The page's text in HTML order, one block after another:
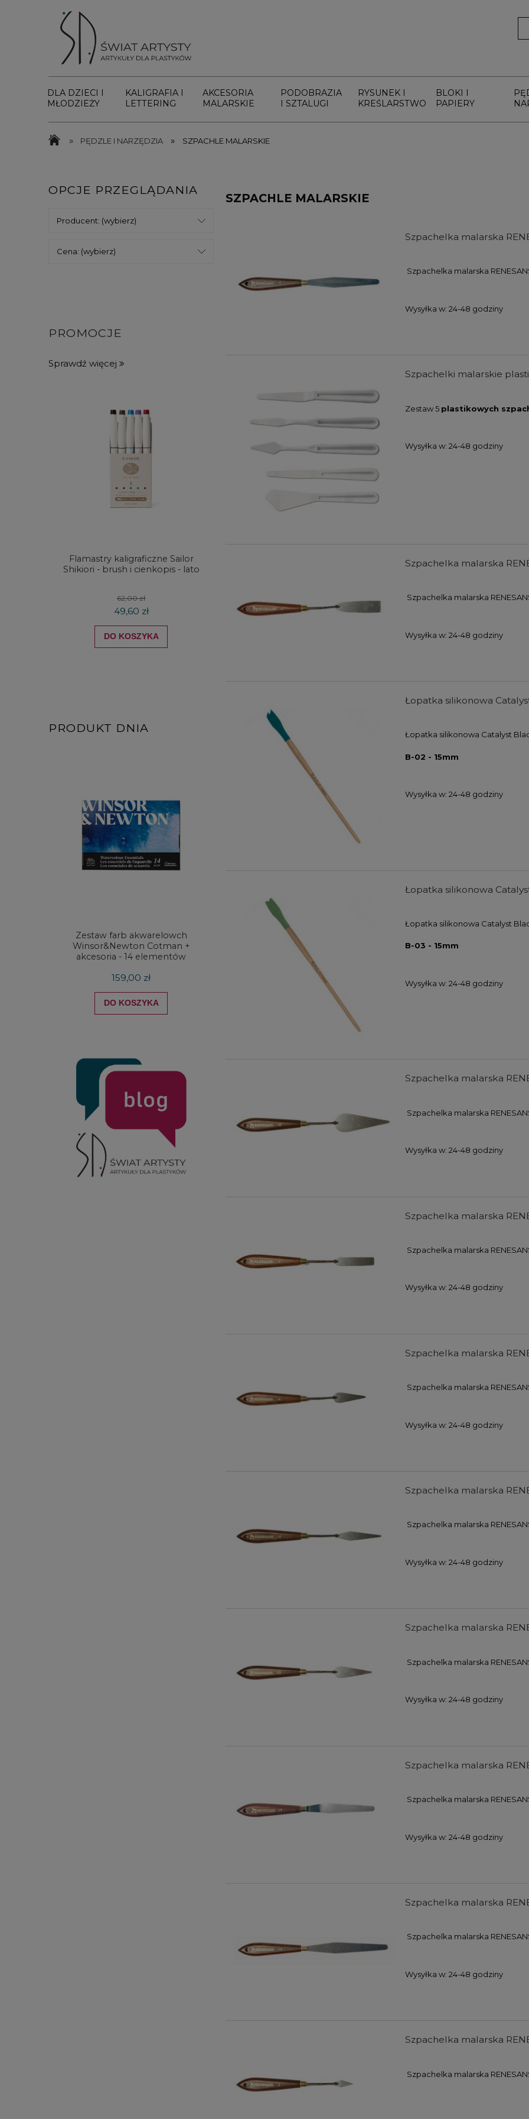
DLA DZIECI I
MŁODZIEŻY
KALIGRAFIA I
LETTERING
AKCESORIA
MALARSKIE
PODOBRAZIA
I SZTALUGI
RYSUNEK I
KREŚLARSTWO
BLOKI I
PAPIERY
» PĘDZLE I NARZĘDZIA » SZPACHLE MALARSKIE
OPCJE PRZEGLĄDANIA
Producent: (wybierz)
Cena: (wybierz)
PROMOCJE
Sprawdź więcej
Flamastry kaligraficzne Sailor
Shikiori - brush i cienkopis - lato
62,00 zł
49,60 zł
DO KOSZYKA
47,20 zł
Farby akwarelowe w kostkach
Derwent Inktense Paint Pan
133,00 zł
DO KOSZYKA
PRODUKT DNIA
Zestaw farb akwarelowch
Winsor&Newton Cotman +
akcesoria - 14 elementów
159,00 zł
DO KOSZYKA
Zestaw farb akrylowych Winsor
& Newton Galeria Acrylic
Process Colours Set 5x60ml
& Newton Galeria Acrylic Metallic
SZPACHLE MALARSKIE
Szpachelka malarska
Szpachelka malarska
Wysyłka w: 24-48 godziny
Szpachelki malarskie
Zestaw 5 plastikowych
Wysyłka w: 24-48 godziny
Szpachelka malarska
Szpachelka malarska
Wysyłka w: 24-48 godziny
Łopatka silikonowa
Łopatka silikonowa Catalyst
B-02 - 15mm
Wysyłka w: 24-48 godziny
Łopatka silikonowa
Łopatka silikonowa Catalyst
B-03 - 15mm
Wysyłka w: 24-48 godziny
Szpachelka malarska
Szpachelka malarska
Wysyłka w: 24-48 godziny
Szpachelka malarska
Szpachelka malarska
Wysyłka w: 24-48 godziny
Szpachelka malarska
Szpachelka malarska
Wysyłka w: 24-48 godziny
Szpachelka malarska
Szpachelka malarska
Wysyłka w: 24-48 godziny
Szpachelka malarska
Szpachelka malarska
Wysyłka w: 24-48 godziny
Szpachelka malarska
Szpachelka malarska
Wysyłka w: 24-48 godziny
Szpachelka malarska
Szpachelka malarska
Wysyłka w: 24-48 godziny
Szpachelka malarska
Szpachelka malarska